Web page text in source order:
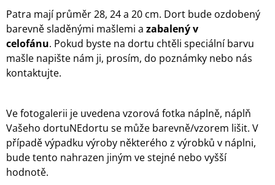
Patra mají průměr 28, 24 a 20 cm. Dort bude ozdobený
barevně sladěnými mašlemi a zabalený v
celofánu. Pokud byste na dortu chtěli speciální barvu
mašle napište nám ji, prosím, do poznámky nebo nás
kontaktujte.
Ve fotogalerii je uvedena vzorová fotka náplně, náplň
Vašeho dortuNEdortu se může barevně/vzorem lišit. V
případě výpadku výroby některého z výrobků v náplni,
bude tento nahrazen jiným ve stejné nebo vyšší
hodnotě.